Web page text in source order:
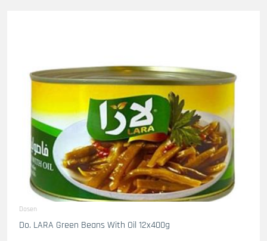
Dosen
Do. LARA Green Beans With Oil 12x400g